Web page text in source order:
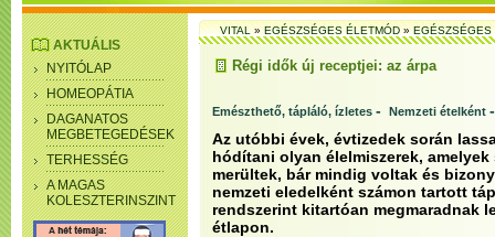
AKTUÁLIS
NYITÓLAP
HOMEOPÁTIA
DAGANATOS
MEGBETEGEDÉSEK
TERHESSÉG
A MAGAS
KOLESZTERINSZINT
VITAL»EGÉSZSÉGES ÉLETMÓD»
Régi idők új receptjei: az árpa
Emészthető, tápláló, ízletes - Nemzeti ételként
Az utóbbi évek, évtizedek során
hódítani olyan élelmiszerek,
merültek, bár mindig voltak és
nemzeti eledelként számon tartott
rendszerint kitartóan megmaradnak
étlapon.